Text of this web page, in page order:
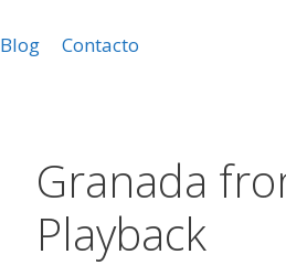
Blog Contacto
Granada
Playback